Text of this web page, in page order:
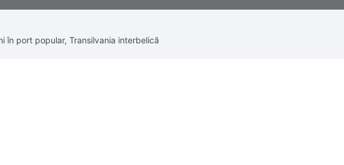
în port popular, Transilvania interbelică